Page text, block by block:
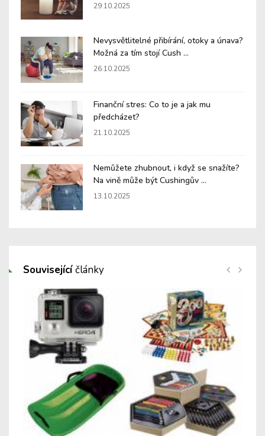
29.10.2025
Nevysvětlitelné přibírání, otoky a únava?
Možná za tím stojí Cush ...
26.10.2025
Finanční stres: Co to je a jak mu
předcházet?
21.10.2025
Nemůžete zhubnout, i když se snažíte?
Na vině může být Cushingův ...
13.10.2025
Souvisejícíčlánky